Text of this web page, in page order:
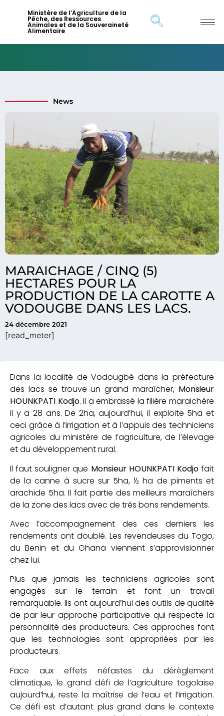
Ministère de l’Agriculture de la
Pêche, des Ressources
Animales et de la Souveraineté
Alimentaire
MARAICHAGE / CINQ (5)
HECTARES POUR LA
PRODUCTION DE LA CAROTTE A
VODOUGBE DANS LES LACS.
24 décembre 2021
[read_meter]
News
Dans la localité de Vodougbé dans la préfecture
des lacs se trouve un grand maraîcher, Monsieur
HOUNKPATI Kodjo. Il a embrassé la filière maraichère
il y a 28 ans. De 2ha, aujourd’hui, il exploite 5ha et
ceci grâce à l’irrigation et à l’appuis des techniciens
agricoles du ministère de l’agriculture, de l’élevage
et du développement rural.
Il faut souligner que Monsieur HOUNKPATI Kodjofait
de la canne à sucre sur 5ha, ½ ha de piments et
arachide 5ha. Il fait partie des meilleurs maraîchers
de la zone des lacs avec de très bons rendements.
Avec l’accompagnement des ces derniers les
rendements ont doublé. Les revendeuses du Togo,
du Benin et du Ghana viennent s’approvisionner
chez lui.
Plus que jamais les techniciens agricoles sont
engagés sur le terrain et font un travail
remarquable. Ils ont aujourd’hui des outils de qualité
de par leur approche participative qui respecte la
personnalité des producteurs. Ces approches font
que les technologies sont appropriées par les
producteurs.
Face aux effets néfastes du dérèglement
climatique, le grand défi de l’agriculture togolaise
aujourd’hui, reste la maîtrise de l’eau et l’irrigation.
Ce défi est d’autant plus grand dans le contexte